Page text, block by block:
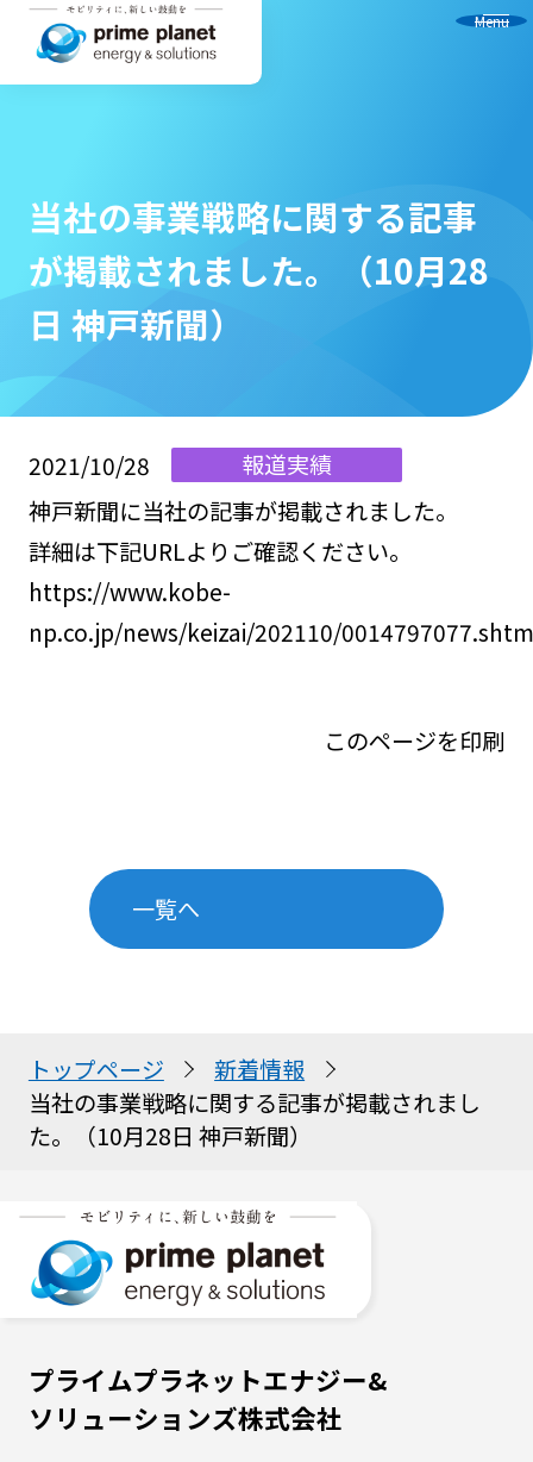
Menu
当社の事業戦略に関する記事
が掲載されました。（10月28
日 神戸新聞）
2021/10/28
報道実績
神戸新聞に当社の記事が掲載されました。
詳細は下記URLよりご確認ください。
https://www.kobe-
np.co.jp/news/keizai/202110/
このページを印刷
一覧へ
トップページ
新着情報
当社の事業戦略に関する記事が掲載されまし
た。（10月28日 神戸新聞）
プライムプラネットエナジー&
ソリューションズ株式会社